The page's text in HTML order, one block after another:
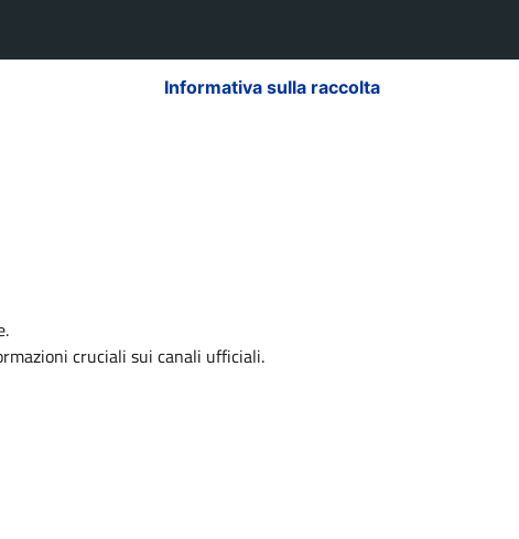
Informativa sulla raccolta